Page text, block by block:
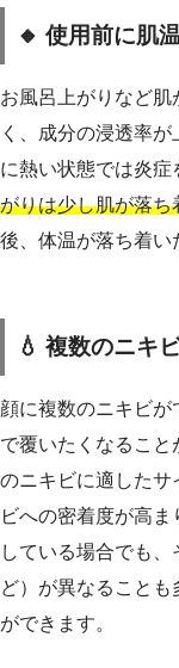
🔸 使用前に肌
お風呂上がりなど
く、成分の浸透率
に熱い状態では炎症
がりは少し肌が落ち
後、体温が落ち着い
💧 複数のニキ
顔に複数のニキビ
で覆いたくなるこ
のニキビに適したサ
ビへの密着度が高
している場合でも
ど）が異なること
ができます。